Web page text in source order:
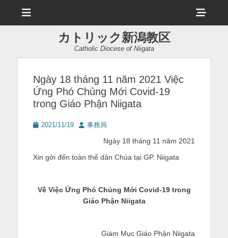
ュ
ヘ
ッ
ー
カトリック新潟教区
Catholic Diocese of Niigata
Ngày 18 tháng 11 năm 2021 Việc
Ứng Phó Chủng Mới Covid-19
trong Giáo Phận Niigata
投 2021/11/19
投 事務局
Ngày 18 tháng 11 năm 2021
Xin gởi đến toàn thể dân Chúa tại GP. Niigata
Về Việc Ứng Phó Chủng Mới Covid-19 trong
Giáo Phận Niigata
Giám Mục Giáo Phận Niigata